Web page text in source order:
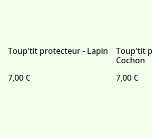
Toup'tit protecteur - Lapin
7,00 €
Toup'tit
Cochon
7,00 €